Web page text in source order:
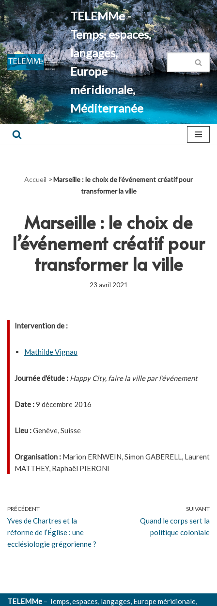
Aller
au
contenu
TELEMMe -
Temps, espaces,
langages,
Europe
méridionale,
Méditerranée
Accueil >Marseille : le choix de l’événement créatif pour
transformer la ville
Marseille : le choix de
l’événement créatif pour
transformer la ville
23 avril 2021
Intervention de :
Mathilde Vignau
Journée d'étude : Happy City, faire la ville par l’événement
Date :9 décembre 2016
Lieu :Genève, Suisse
Organisation : Marion ERNWEIN, Simon GABERELL, Laurent
MATTHEY, Raphaël PIERONI
PRÉCÉDENT
Yves de Chartres et la
réforme de l’Église : une
ecclésiologie grégorienne ?
SUIVANT
Quand le corps sert la
politique coloniale
TELEMMe – Temps, espaces, langages, Europe méridionale,